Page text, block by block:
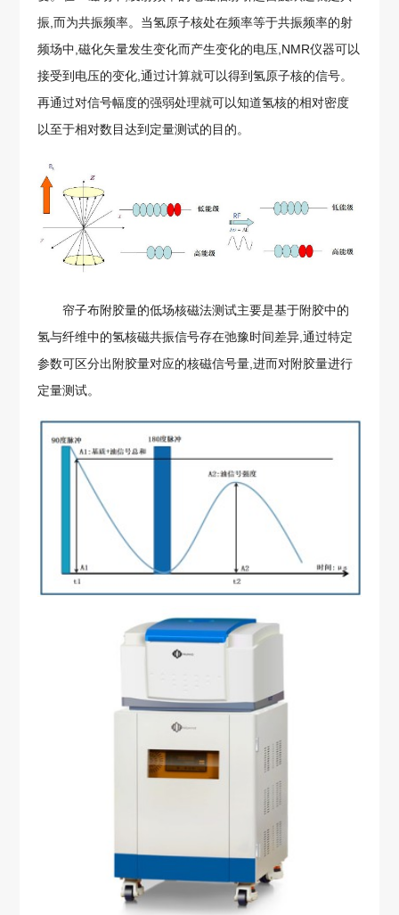
振,而为共振频率。当氢原子核处在频率等于共振频率的射
频场中,磁化矢量发生变化而产生变化的电压,NMR仪器可以
接受到电压的变化,通过计算就可以得到氢原子核的信号。
再通过对信号幅度的强弱处理就可以知道氢核的相对密度
以至于相对数目达到定量测试的目的。
帘子布附胶量的低场核磁法测试主要是基于附胶中的
氢与纤维中的氢核磁共振信号存在弛豫时间差异,通过特定
参数可区分出附胶量对应的核磁信号量,进而对附胶量进行
定量测试。